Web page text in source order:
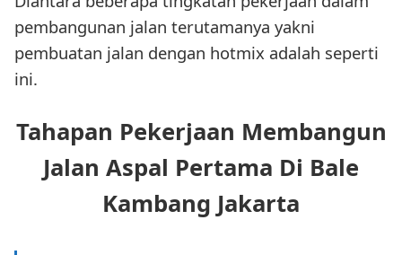
pembangunan jalan terutamanya yakni
pembuatan jalan dengan hotmix adalah seperti
ini.
Tahapan Pekerjaan Membangun
Jalan Aspal Pertama Di Bale
Kambang Jakarta